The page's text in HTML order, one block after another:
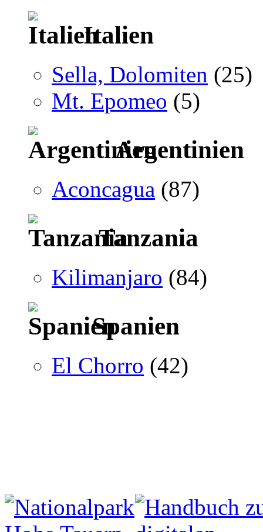
Italien
Sella, Dolomiten (25)
Mt. Epomeo (5)
Argentinien
Aconcagua (87)
Tanzania
Kilimanjaro (84)
Spanien
El Chorro (42)